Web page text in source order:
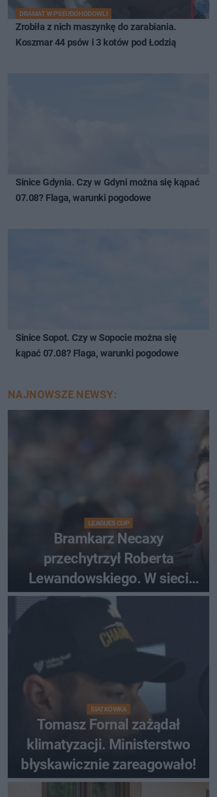
DRAMAT W PSEUDOHODOWLI
Zrobiła z nich maszynkę do zarabiania.
Koszmar 44 psów i 3 kotów pod Łodzią
Sinice Gdynia. Czy w Gdyni można się kąpać
07.08? Flaga, warunki pogodowe
Sinice Sopot. Czy w Sopocie można się
kąpać 07.08? Flaga, warunki pogodowe
NAJNOWSZE NEWSY:
LEAGUES CUP
Bramkarz Necaxy
przechytrzył Roberta
Lewandowskiego. W sieci
krąży wideo z tego pojedynku
SIATKÓWKA
Tomasz Fornal zażądał
klimatyzacji. Ministerstwo
błyskawicznie zareagowało!